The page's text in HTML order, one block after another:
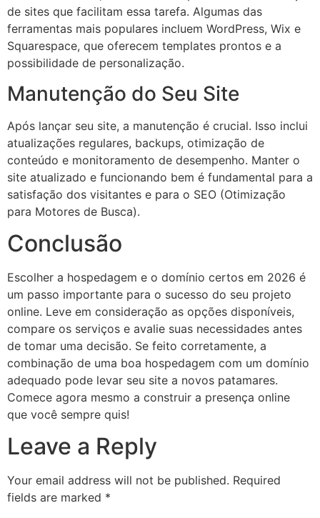
de sites que facilitam essa tarefa. Algumas das
ferramentas mais populares incluem WordPress, Wix e
Squarespace, que oferecem templates prontos e a
possibilidade de personalização.
Manutenção do Seu Site
Após lançar seu site, a manutenção é crucial. Isso inclui
atualizações regulares, backups, otimização de
conteúdo e monitoramento de desempenho. Manter o
site atualizado e funcionando bem é fundamental para a
satisfação dos visitantes e para o SEO (Otimização
para Motores de Busca).
Conclusão
Escolher a hospedagem e o domínio certos em 2026 é
um passo importante para o sucesso do seu projeto
online. Leve em consideração as opções disponíveis,
compare os serviços e avalie suas necessidades antes
de tomar uma decisão. Se feito corretamente, a
combinação de uma boa hospedagem com um domínio
adequado pode levar seu site a novos patamares.
Comece agora mesmo a construir a presença online
que você sempre quis!
Leave a Reply
Your email address will not be published. Required
fields are marked *